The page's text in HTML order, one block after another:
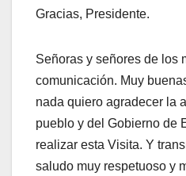
Gracias, Presidente.
Señoras y señores de los
comunicación. Muy
nada quiero agradecer la
pueblo y del Gobierno de
realizar esta Visita. Y
saludo muy respetuoso y